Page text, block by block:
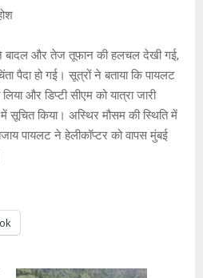
बादल और तेज तूफान की हलचल देखी गई,
पैदा हो गई। सूत्रों ने बताया कि पायलट
और डिप्टी सीएम को यात्रा जारी
सूचित किया। अस्थिर मौसम की स्थिति में
पायलट ने हेलीकॉप्टर को वापस मुंबई